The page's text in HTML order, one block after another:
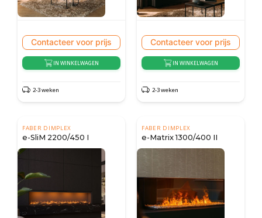
Contacteer voor prijs
IN WINKELWAGEN
2-3 weken
Contacteer voor prijs
IN WINKELWAGEN
2-3 weken
FABER DIMPLEX
e-SliM 2200/450 I
FABER DIMPLEX
e-Matrix 1300/400 II